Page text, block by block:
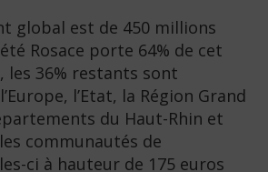
global est de 450 millions
Rosace porte 64% de cet
les 36% restants sont
l’Etat, la Région Grand
du Haut-Rhin et
communautés de
ci à hauteur de 175 euros